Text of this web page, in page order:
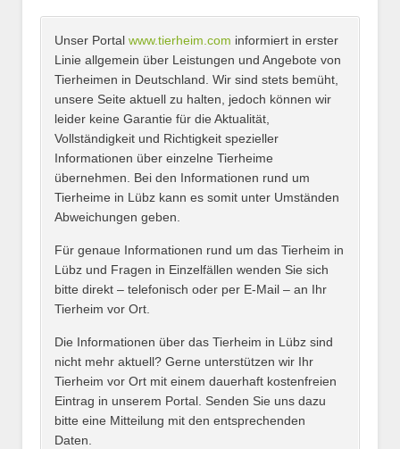
Name*
E-Mail*
Name des Tierheims*
Unser Portal www.tierheim.com informiert in erster
Linie allgemein über Leistungen und Angebote von
Tierheimen in Deutschland. Wir sind stets bemüht,
unsere Seite aktuell zu halten, jedoch können wir
leider keine Garantie für die Aktualität,
Vollständigkeit und Richtigkeit spezieller
Informationen über einzelne Tierheime
übernehmen. Bei den Informationen rund um
Tierheime in Lübz kann es somit unter Umständen
Abweichungen geben.
Für genaue Informationen rund um das Tierheim in
Lübz und Fragen in Einzelfällen wenden Sie sich
bitte direkt – telefonisch oder per E-Mail – an Ihr
Tierheim vor Ort.
Die Informationen über das Tierheim in Lübz sind
nicht mehr aktuell? Gerne unterstützen wir Ihr
Tierheim vor Ort mit einem dauerhaft kostenfreien
Eintrag in unserem Portal. Senden Sie uns dazu
bitte eine Mitteilung mit den entsprechenden
Daten.